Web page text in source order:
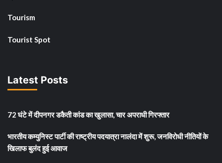
Tourism
Tourist Spot
Latest Posts
72 घंटे में दीपनगर डकैती कांड का खुलासा, चार अपराधी गिरफ्तार
भारतीय कम्युनिस्ट पार्टी की राष्ट्रीय पदयात्रा नालंदा में शुरू, जनविरोधी नीतियों के
खिलाफ बुलंद हुई आवाज